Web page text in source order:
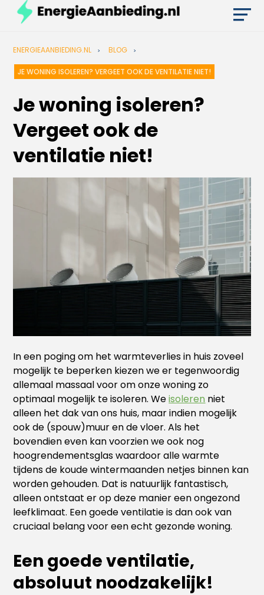
ENERGIEAANBIEDING.NL BLOG
JE WONING ISOLEREN? VERGEET OOK DE VENTILATIE NIET!
Je woning isoleren?
Vergeet ook de
ventilatie niet!
In een poging om het warmteverlies in huis zoveel
mogelijk te beperken kiezen we er tegenwoordig
allemaal massaal voor om onze woning zo
optimaal mogelijk te isoleren. Weisoleren niet
alleen het dak van ons huis, maar indien mogelijk
ook de (spouw)muur en de vloer. Als het
bovendien even kan voorzien we ook nog
hoogrendementsglas waardoor alle warmte
tijdens de koude wintermaanden netjes binnen kan
worden gehouden. Dat is natuurlijk fantastisch,
alleen ontstaat er op deze manier een ongezond
leefklimaat. Een goede ventilatie is dan ook van
cruciaal belang voor een echt gezonde woning.
Een goede ventilatie,
absoluut noodzakelijk!